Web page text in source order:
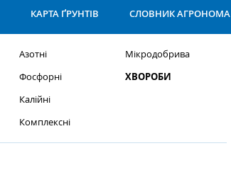
КАРТА ҐРУНТІВ СЛОВНИК АГРОНОМА
Азотні
Фосфорні
Калійні
Комплексні
Мікродобрива
ХВОРОБИ